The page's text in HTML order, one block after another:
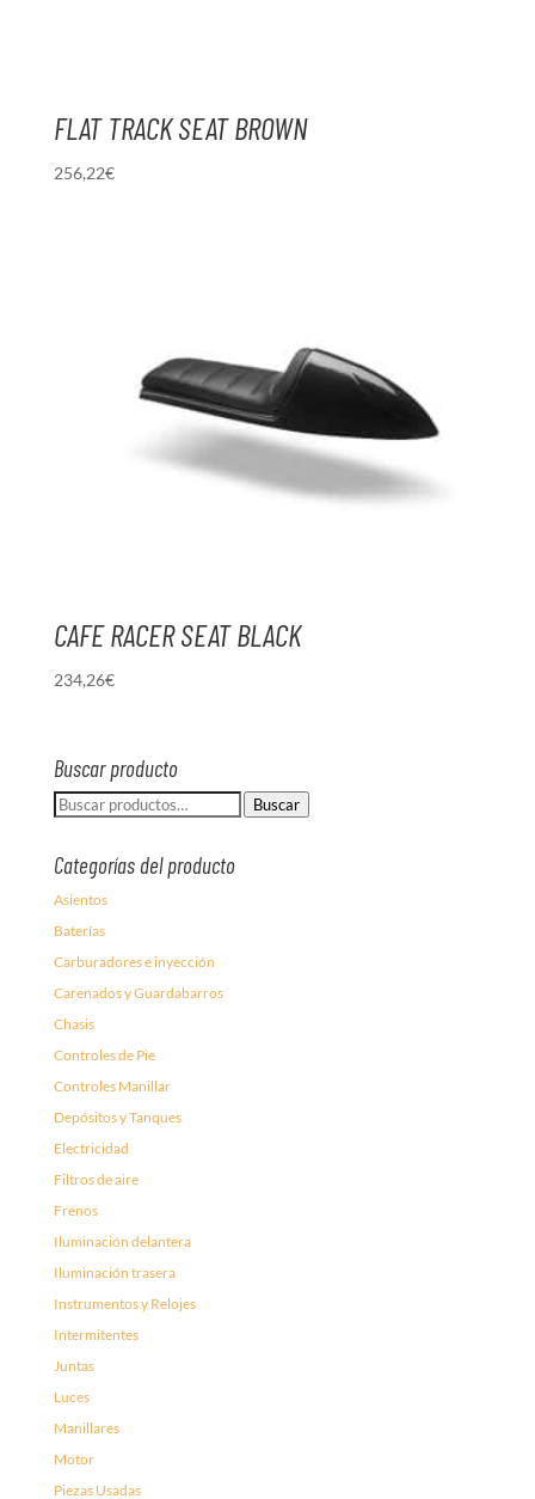
FLAT TRACK SEAT BROWN
256,22€
CAFE RACER SEAT BLACK
234,26€
Buscar producto
Buscar
Buscar
Categorías del producto
Asientos
Baterías
Carburadores e inyección
Carenados y Guardabarros
Chasis
Controles de Pie
Controles Manillar
Depósitos y Tanques
Electricidad
Filtros de aire
Frenos
Iluminación delantera
Iluminación trasera
Instrumentos y Relojes
Intermitentes
Juntas
Luces
Manillares
Motor
Piezas Usadas